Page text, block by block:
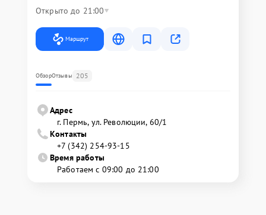
Открыто до 21:00
Маршрут
ОбзорОтзывы 205
Адрес
г. Пермь, ул. ​Революции, 60/1
Контакты
+7 (342) 254-93-15
Время работы
Работаем с 09:00 до 21:00